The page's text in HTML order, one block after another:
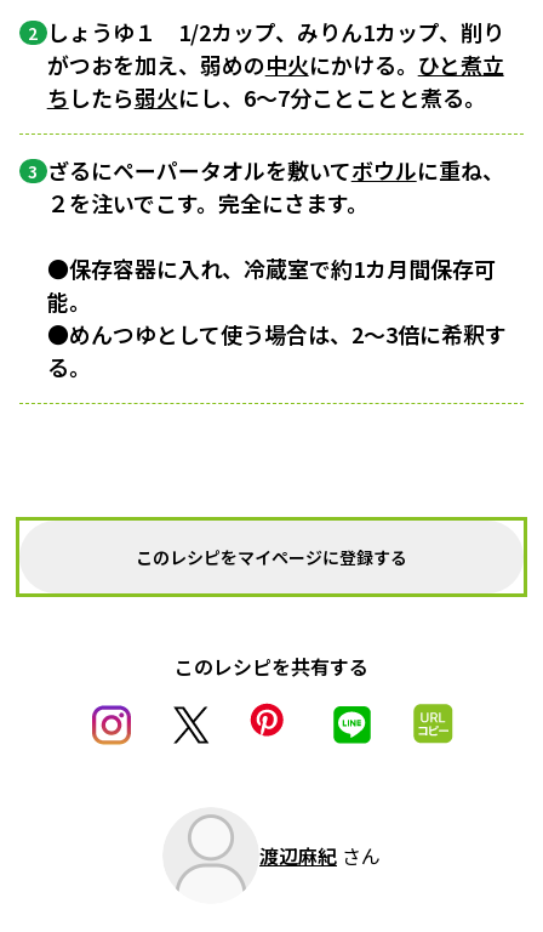
2 しょうゆ１ 1/2カップ、みりん1カップ、削り
がつおを加え、弱めの中火にかける。 ひと煮立
ち したら弱火にし、6〜7分ことことと煮る。
3 ざるにペーパータオルを敷いてボウルに重ね、
２を注いでこす。完全にさます。
●保存容器に入れ、冷蔵室で約1カ月間保存可
能。
●めんつゆとして使う場合は、2〜3倍に希釈す
る。
このレシピをマイページに登録する
このレシピを共有する
渡辺麻紀 さん